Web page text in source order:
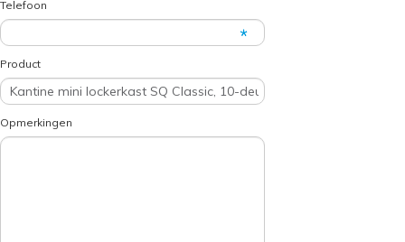
Telefoon
Product
Opmerkingen